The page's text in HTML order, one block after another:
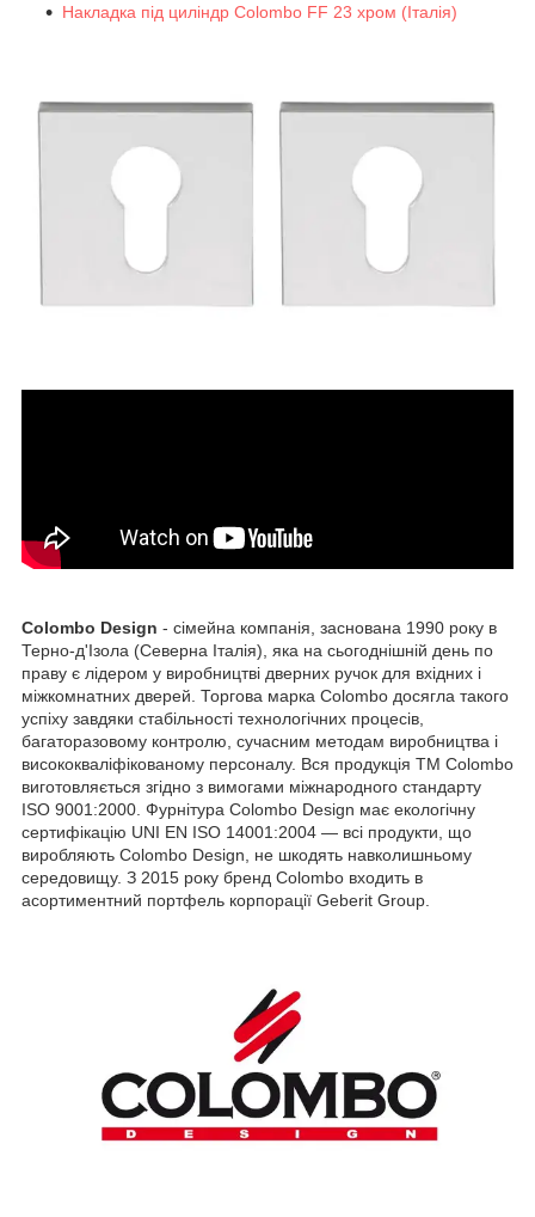
Накладка під циліндр Colombo FF 23 хром (Італія)
Colombo Design - сімейна компанія, заснована 1990 року в
Терно-д'Ізола (Северна Італія), яка на сьогоднішній день по
праву є лідером у виробництві дверних ручок для вхідних і
міжкомнатних дверей. Торгова марка Colombo досягла такого
успіху завдяки стабільності технологічних процесів,
багаторазовому контролю, сучасним методам виробництва і
висококваліфікованому персоналу. Вся продукція ТМ Colombo
виготовляється згідно з вимогами міжнародного стандарту
ISO 9001:2000. Фурнітура Colombo Design має екологічну
сертифікацію UNI EN ISO 14001:2004 — всі продукти, що
виробляють Colombo Design, не шкодять навколишньому
середовищу. З 2015 року бренд Colombo входить в
асортиментний портфель корпорації Geberit Group.